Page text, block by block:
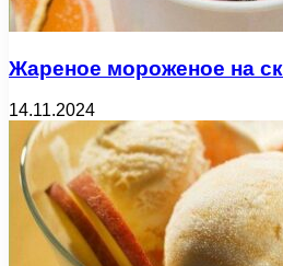
Жареное мороженое на
14.11.2024